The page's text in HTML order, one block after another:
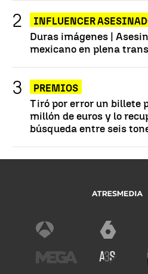
INFLUENCER
Duras imágenes |
mexicano en plena
PREMIOS
Tiró por error un billete
millón de euros y lo
búsqueda entre seis